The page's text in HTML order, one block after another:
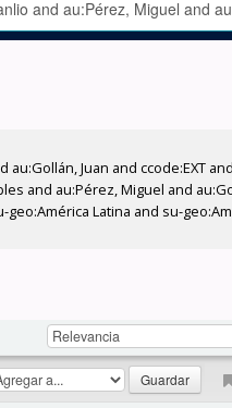
au:Gollán, Juan and ccode:EXT
and au:Pérez, Miguel and
Latina and su-